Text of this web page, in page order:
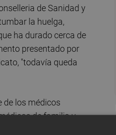
de Sanidad y
la huelga,
ha durado cerca de
presentado por
"todavía queda
de los médicos
de familia y